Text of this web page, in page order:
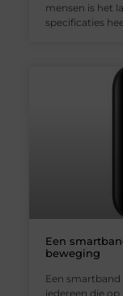
mensen is het
specificaties
Een
beweging
Een
iedereen die op